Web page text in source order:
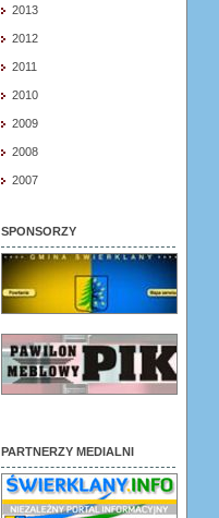
2013
2012
2011
2010
2009
2008
2007
SPONSORZY
PARTNERZY MEDIALNI